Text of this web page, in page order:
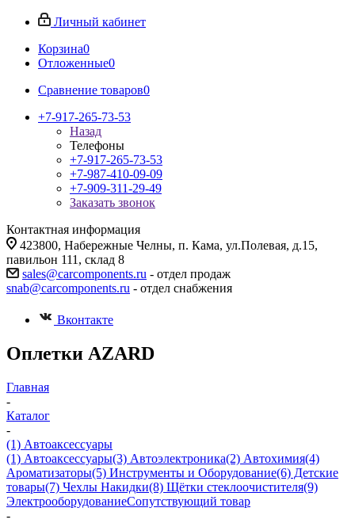
Личный кабинет
Корзина0
Отложенные0
Сравнение товаров0
+7-917-265-73-53
Назад
Телефоны
+7-917-265-73-53
+7-987-410-09-09
+7-909-311-29-49
Заказать звонок
Контактная информация
423800, Набережные Челны, п. Кама, ул.Полевая, д.15,
павильон 111, склад 8
sales@carcomponents.ru - отдел продаж
snab@carcomponents.ru - отдел снабжения
Вконтакте
Оплетки AZARD
Главная
-
Каталог
-
(1) Автоаксессуары
(1) Автоаксессуары(3) Автоэлектроника(2) Автохимия(4)
Ароматизаторы(5) Инструменты и Оборудование(6) Детские
товары(7) Чехлы Накидки(8) Щётки стеклоочистителя(9)
ЭлектрооборудованиеСопутствующий товар
-